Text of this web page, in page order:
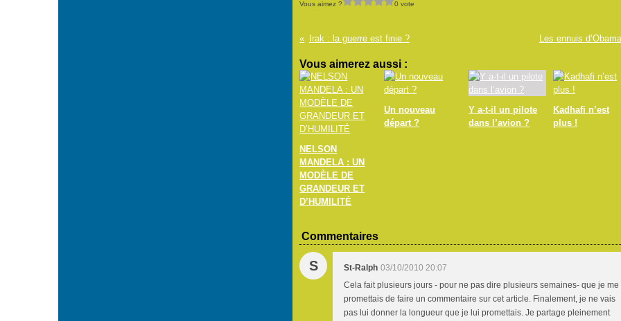
Vous aimez ? 0 vote
Irak : la guerre est finie ? Les ennuis d’Obama
Vous aimerez aussi :
NELSON
MANDELA : UN
MODÈLE DE
GRANDEUR ET
D’HUMILITÉ
Un nouveau
départ ?
Y a-t-il un pilote
dans l’avion ?
Kadhafi n’est
plus !
Commentaires
S St-Ralph 03/10/2010 20:07
Cela fait plusieurs jours - pour ne pas dire plusieurs semaines- que je me
promettais de faire un commentaire sur cet article. Finalement, je ne vais
pas lui donner la longueur que je lui promettais. Je partage pleinement